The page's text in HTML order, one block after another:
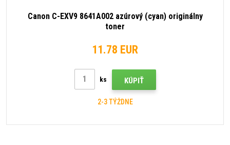
Canon C-EXV9 8641A002 azúrový (cyan) originálny
toner
11.78 EUR
ks KÚPIŤ
2-3 TÝŽDNE